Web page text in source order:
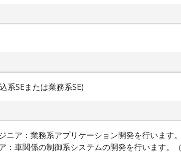
系SEまたは業務系SE)
ニア：業務系アプリケーション開発を行います
：車関係の制御系システムの開発を行います。（